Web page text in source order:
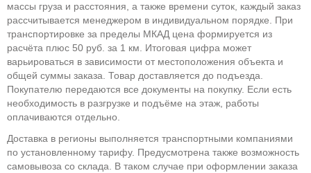
массы груза и расстояния, а также времени суток, каждый заказ
рассчитывается менеджером в индивидуальном порядке. При
транспортировке за пределы МКАД цена формируется из
расчёта плюс 50 руб. за 1 км. Итоговая цифра может
варьироваться в зависимости от местоположения объекта и
общей суммы заказа. Товар доставляется до подъезда.
Покупателю передаются все документы на покупку. Если есть
необходимость в разгрузке и подъёме на этаж, работы
оплачиваются отдельно.
Доставка в регионы выполняется транспортными компаниями
по установленному тарифу. Предусмотрена также возможность
самовывоза со склада. В таком случае при оформлении заказа